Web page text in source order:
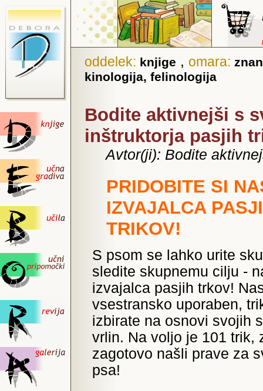
oddelek: knjige , omara:
kinologija, felinologija
Bodite aktivnejši s
inštruktorja pasjih
Avtor(ji): Bodite
PRIDOBITE SI
IZVAJALCA
TRIKOV!
S psom se lahko urite
sledite skupnemu cilju -
izvajalca pasjih trkov!
vsestransko uporaben,
izbirate na osnovi svojih
vrlin. Na voljo je 101 trik,
zagotovo našli prave za
psa!